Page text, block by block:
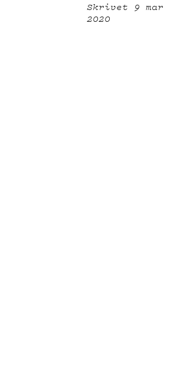
Skrivet 9 mar
2020